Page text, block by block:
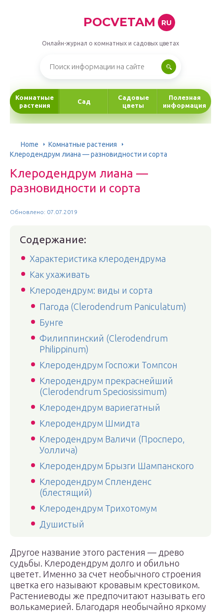
POCVETAM RU
Онлайн-журнал о комнатных и садовых цветах
Комнатные
растения
Сад
Садовые
цветы
Полезная
информация
Home
Комнатные растения
Клеродендрум лиана — разновидности и сорта
Клеродендрум лиана —
разновидности и сорта
Обновлено: 07.07.2019
Содержание:
Характеристика клеродендрума
Как ухаживать
Клеродендрум: виды и сорта
Пагода (Clerodendrum Paniculatum)
Бунге
Филиппинский (Clerodendrum
Philippinum)
Клеродендрум Госпожи Томпсон
Клеродендрум прекраснейший
(Clerodendrum Speciosissimum)
Клеродендрум вариегатный
Клеродендрум Шмидта
Клеродендрум Валичи (Просперо,
Уоллича)
Клеродендрум Брызги Шампанского
Клеродендрум Спленденс
(блестящий)
Клеродендрум Трихотомум
Душистый
Другое название этого растения — древо
судьбы. Клеродендрум долго и обильно
цветет. Именно за счет необычного строения
цветка его называют кровавым крестовиком.
Растениеводы же предпочитают называть его
волькамерией. Благодаря необычайно яркому